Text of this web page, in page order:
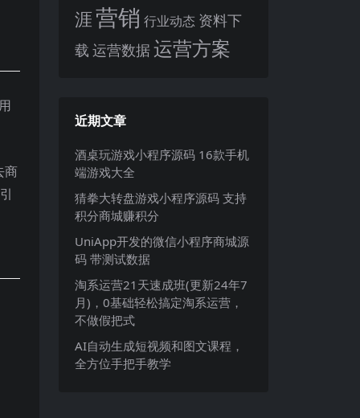
商
涯营销 行业动态 资料下
载 运营数据运营方案
近期文章
酒桌玩游戏小程序源码 16款手机
端游戏大全
猜拳大转盘游戏小程序源码 支持
积分商城赚积分
UniApp开发的微信小程序商城源
码 带测试数据
淘系运营21天速成班(更新24年7
月)，0基础轻松搞定淘系运营，
不做假把式
AI自动生成短视频和图文课程，
全方位手把手教学